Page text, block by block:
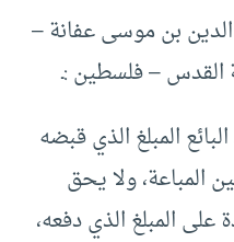
بن موسى عفانة –
القدس – فلسطين :ـ
المبلغ الذي قبضه
المباعة، ولا يحق
المبلغ الذي دفعه،